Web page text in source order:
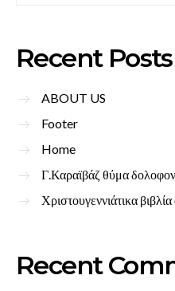
Recent Posts
ABOUT US
Footer
Home
Γ.Καραϊβάζ θύμα
Χριστουγεννιάτικα
Recent